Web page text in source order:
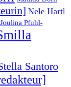
Nele Hartl
Pfuhl-
Santoro